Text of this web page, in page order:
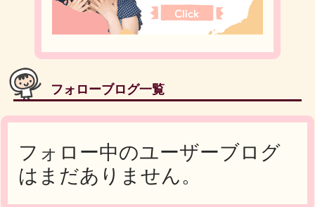
フォローブログ一覧
フォロー中のユーザーブログ
はまだありません。